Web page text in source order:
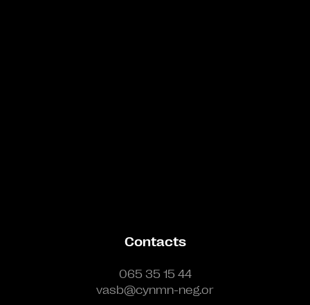
Contacts
065 35 15 44
vasb@cynmn-neg.or